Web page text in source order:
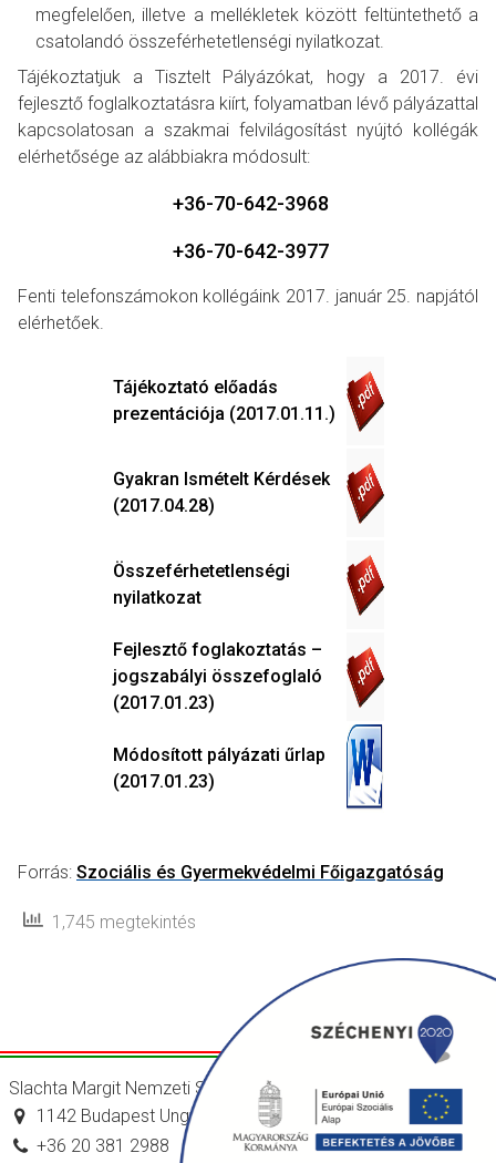
megfelelően, illetve a mellékletek között feltüntethető a
csatolandó összeférhetetlenségi nyilatkozat.
Tájékoztatjuk a Tisztelt Pályázókat, hogy a 2017. évi
fejlesztő foglalkoztatásra kiírt, folyamatban lévő pályázattal
kapcsolatosan a szakmai felvilágosítást nyújtó kollégák
elérhetősége az alábbiakra módosult:
+36-70-642-3968
+36-70-642-3977
Fenti telefonszámokon kollégáink 2017. január 25. napjától
elérhetőek.
Tájékoztató előadás
prezentációja (2017.01.11.)
Gyakran Ismételt Kérdések
(2017.04.28)
Összeférhetetlenségi
nyilatkozat
Fejlesztő foglakoztatás –
jogszabályi összefoglaló
(2017.01.23)
Módosított pályázati űrlap
(2017.01.23)
Forrás: Szociális és Gyermekvédelmi Főigazgatóság
1,745 megtekintés
Slachta Margit Nemzeti Szociálpolitikai Intézet
1142 Budapest Ungvár utca 64-66.
+36 20 381 2988
titkarsag@nszi.gov.hu